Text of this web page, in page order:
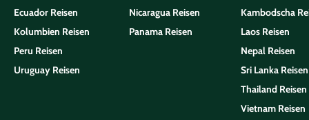
Ecuador Reisen
Kolumbien Reisen
Peru Reisen
Uruguay Reisen
Nicaragua Reisen
Panama Reisen
Kambodscha
Laos Reisen
Nepal Reisen
Sri Lanka Reisen
Thailand Reisen
Vietnam Reisen